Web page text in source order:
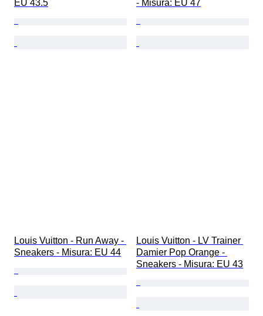
EU 43.5 - Misura: EU 47
Louis Vuitton - Run Away -
Sneakers - Misura: EU 44
Louis Vuitton - LV Trainer
Damier Pop Orange -
Sneakers - Misura: EU 43